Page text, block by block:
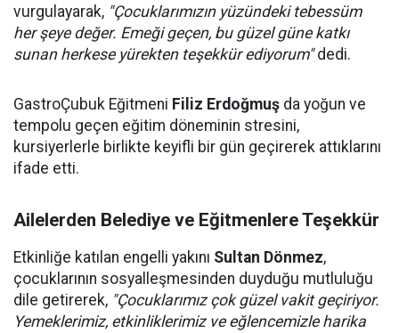
vurgulayarak, "Çocuklarımızın yüzündeki tebessüm
her şeye değer. Emeği geçen, bu güzel güne katkı
sunan herkese yürekten teşekkür ediyorum"dedi.
GastroÇubuk Eğitmeni Filiz Erdoğmuş da yoğun ve
tempolu geçen eğitim döneminin stresini,
kursiyerlerle birlikte keyifli bir gün geçirerek attıklarını
ifade etti.
Ailelerden Belediye ve Eğitmenlere Teşekkür
Etkinliğe katılan engelli yakını Sultan Dönmez,
çocuklarının sosyalleşmesinden duyduğu mutluluğu
dile getirerek, "Çocuklarımız çok güzel vakit geçiriyor.
Yemeklerimiz, etkinliklerimiz ve eğlencemizle harika